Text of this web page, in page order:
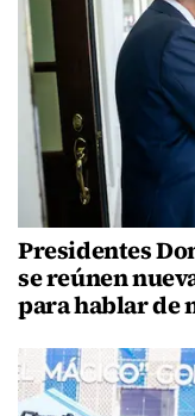
Presidentes
se reúnen
para hablar de